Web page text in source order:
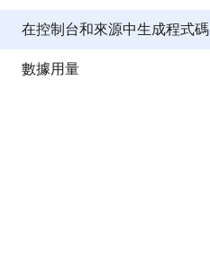
在控制台和來源中生成程式碼
數據用量